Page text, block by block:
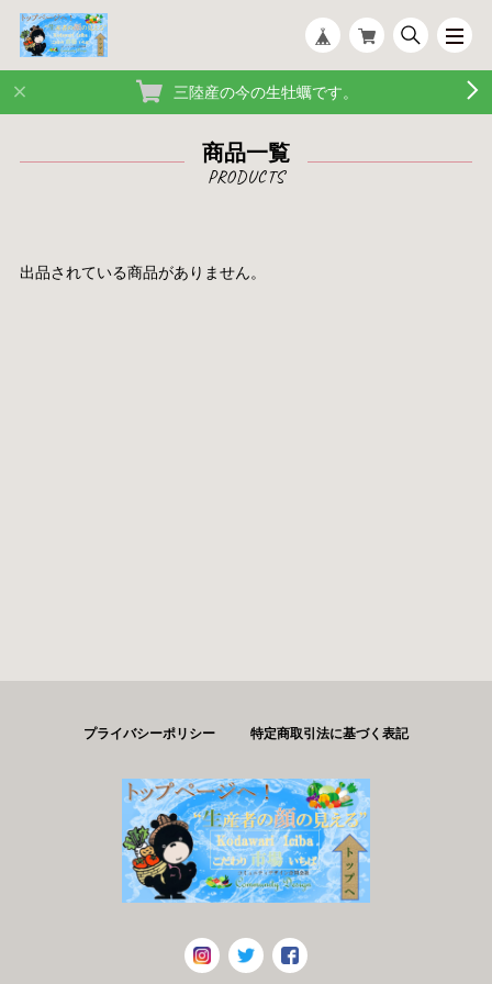
三陸産の今の生牡蠣です。
商品一覧
出品されている商品がありません。
プライバシーポリシー 特定商取引法に基づく表記